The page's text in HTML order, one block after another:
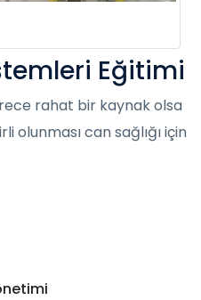
Eğitimi
rahat bir kaynak olsa
olunması can sağlığı için